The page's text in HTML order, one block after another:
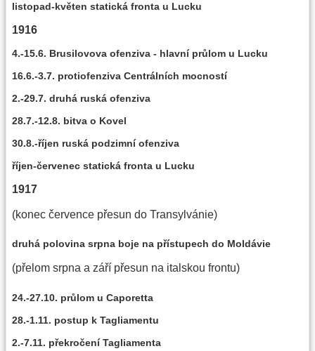
listopad-květen statická fronta u Lucku
1916
4.-15.6. Brusilovova ofenziva - hlavní průlom u Lucku
16.6.-3.7. protiofenziva Centrálních mocností
2.-29.7. druhá ruská ofenziva
28.7.-12.8. bitva o Kovel
30.8.-říjen ruská podzimní ofenziva
říjen-červenec statická fronta u Lucku
1917
(konec července přesun do Transylvánie)
druhá polovina srpna boje na přístupech do Moldávie
(přelom srpna a září přesun na italskou frontu)
24.-27.10. průlom u Caporetta
28.-1.11. postup k Tagliamentu
2.-7.11. překročení Tagliamenta